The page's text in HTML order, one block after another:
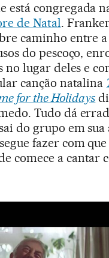
está congregada
de Natal.
caminho entre
do pescoço,
no lugar deles e
canção natalina
for the Holidays
Tudo dá
do grupo em sua
fazer com
comece a cantar